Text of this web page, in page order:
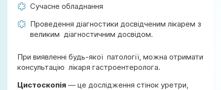
Сучасне обладнання
Проведення діагностики досвідченим лікарем з
великим діагностичним досвідом.
При виявленні будь-якої патології, можна отримати
консультацію лікаря гастроентеролога.
Цистоскопія — це дослідження стінок уретри,